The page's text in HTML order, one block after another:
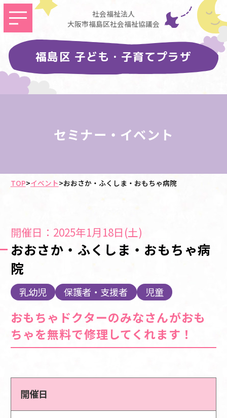
社会福祉法人
大阪市福島区社会福祉協議会
福島区 子ども・子育てプラザ
セミナー・イベント
TOP>イベント>おおさか・ふくしま・おもちゃ病院
開催日：2025年1月18日(土)
おおさか・ふくしま・おもちゃ病
院
乳幼児 保護者・支援者 児童
おもちゃドクターのみなさんがおも
ちゃを無料で修理してくれます！
開催日